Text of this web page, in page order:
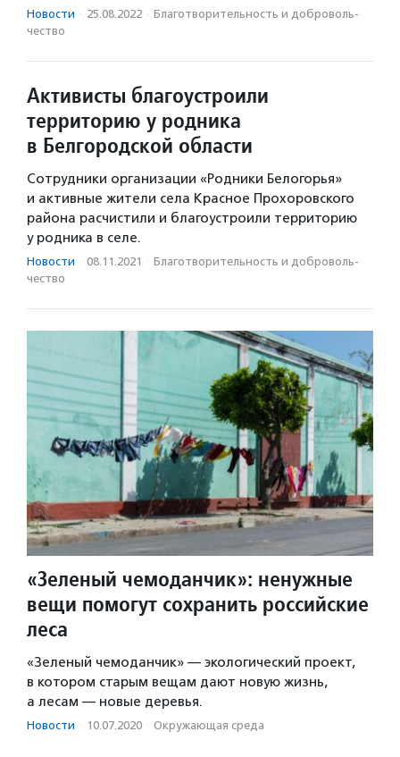
Новости · 25.08.2022 · Благотвори­тель­ность и доброволь­
чест­во
Активисты благоустроили
территорию у родника
в Белгородской области
Сотрудники организации «Родники Белогорья»
и активные жители села Красное Прохоровского
района расчистили и благоустроили территорию
у родника в селе.
Новости · 08.11.2021 · Благотвори­тель­ность и доброволь­
чест­во
«Зеленый чемоданчик»: ненужные
вещи помогут сохранить российские
леса
«Зеленый чемоданчик» — экологический проект,
в котором старым вещам дают новую жизнь,
а лесам — новые деревья.
Новости · 10.07.2020 · Окружающая среда